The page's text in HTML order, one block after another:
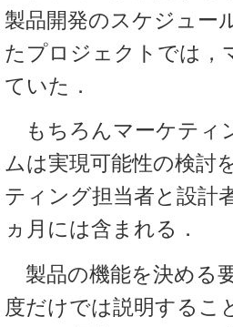
製品開発のスケジュー
たプロジェクトでは，
ていた．
もちろんマーケティ
ムは実現可能性の検討
ティング担当者と設計
ヵ月には含まれる．
製品の機能を決める
度だけでは説明するこ